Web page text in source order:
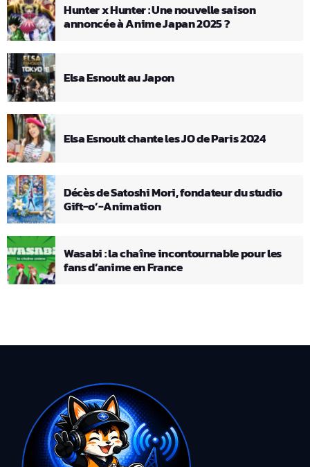
Hunter x Hunter : Une nouvelle saison
annoncée à Anime Japan 2025 ?
Elsa Esnoult au Japon
Elsa Esnoult chante les JO de Paris 2024
Décès de Satoshi Mori, fondateur du studio
Gift-o’-Animation
Wasabi : la chaîne incontournable pour les
fans d’anime en France